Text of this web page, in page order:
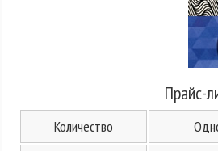
Прайс-
Количество